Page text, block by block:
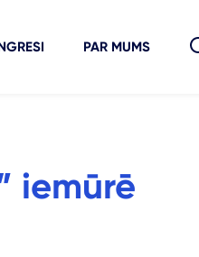
PAR MUMS
iemūrē